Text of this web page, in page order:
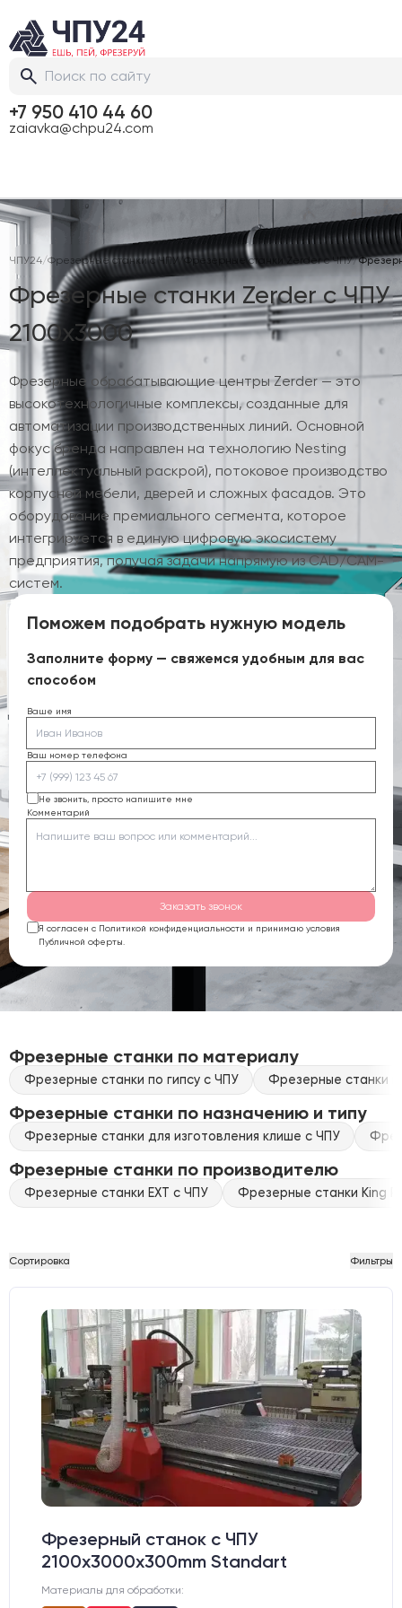
+7 950 410 44 60
zaiavka@chpu24.com
ЧПУ24/Фрезерные станки с ЧПУ/ Фрезерные станки Zerder с ЧПУ/
Фрезерные станки Zerder с ЧПУ
2100х3000
Фрезерные обрабатывающие центры Zerder — это
высокотехнологичные комплексы, созданные для
автоматизации производственных линий. Основной
фокус бренда направлен на технологию Nesting
(интеллектуальный раскрой), потоковое производство
корпусной мебели, дверей и сложных фасадов. Это
оборудование премиального сегмента, которое
интегрируется в единую цифровую экосистему
предприятия, получая задачи напрямую из CAD/CAM-
систем.
Поможем подобрать нужную модель
Заполните форму — свяжемся удобным для вас
способом
Ваше имя
Ваш номер телефона
Не звонить, просто напишите мне
Комментарий
Заказать звонок
Я согласен с Политикой конфиденциальности и принимаю условия
Публичной оферты.
Фрезерные станки по материалу
Фрезерные станки по гипсу с ЧПУ Фрезерные станки
Фрезерные станки по назначению и типу
Фрезерные станки для изготовления клише с ЧПУ
Фрезерные станки по производителю
Фрезерные станки EXT с ЧПУ Фрезерные станки King
Сортировка Фильтры
Фрезерный станок с ЧПУ
2100x3000x300mm Standart
Материалы для обработки: